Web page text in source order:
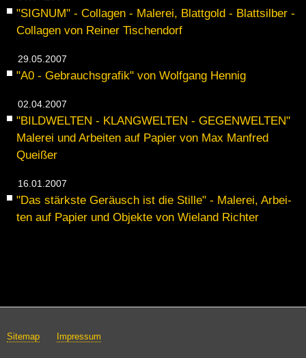
"SI­GNUM" - Col­la­gen - Ma­le­rei, Blatt­gold - Blatt­sil­ber -
Col­la­gen von Rei­ner Ti­schen­dorf
29.05.2007
"A0 - Ge­brauchs­gra­fik" von Wolf­gang Hen­nig
02.04.2007
"BILD­WEL­TEN - KLANG­WEL­TEN - GE­GEN­WEL­TEN"
Ma­le­rei und Ar­bei­ten auf Pa­pier von Max Man­fred
Quei­ßer
16.01.2007
"Das stärks­te Ge­räusch ist die Stil­le" - Ma­le­rei, Ar­bei­
ten auf Pa­pier und Ob­jek­te von Wie­land Rich­ter
Sitemap Impressum